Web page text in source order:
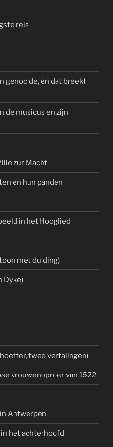
reis
genocide, en dat breekt
de musicus en zijn
zur Macht
en hun panden
in het Hooglied
met duiding)
Dyke)
twee vertalingen)
vrouwenoproer van 1522
Antwerpen
in het achterhoofd